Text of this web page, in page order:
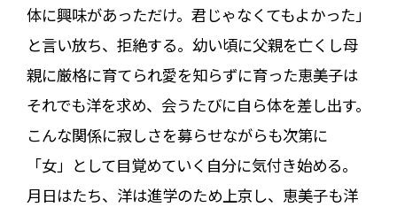
体に興味があっただけ。君じゃなくてもよかった」
と言い放ち、拒絶する。幼い頃に父親を亡くし母
親に厳格に育てられ愛を知らずに育った恵美子は
それでも洋を求め、会うたびに自ら体を差し出す。
こんな関係に寂しさを募らせながらも次第に
「女」として目覚めていく自分に気付き始める。
月日はたち、洋は進学のため上京し、恵美子も洋